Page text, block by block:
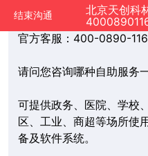
结束沟通
我是您的在线顾问，很高
我的联系方式手机：
官方客服：400-0890-116
请问您咨询哪种自助服务
可提供政务、医院、学校
区、工业、商超等场所使
备及软件系统。